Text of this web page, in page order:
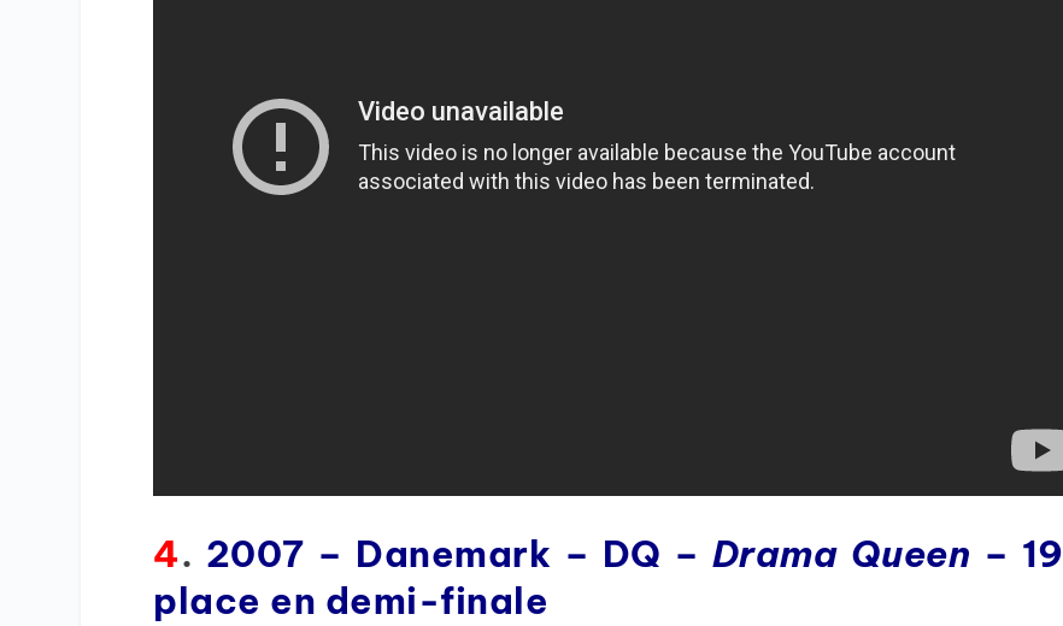
4. 2007 – Danemark – DQ – Drama Queen – 19
place en demi-finale